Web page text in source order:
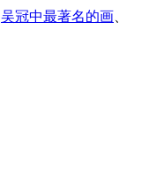
吴冠中最著名的画